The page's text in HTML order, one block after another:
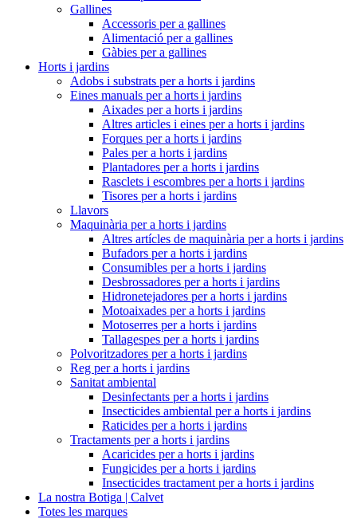
Gallines
Accessoris per a gallines
Alimentació per a gallines
Gàbies per a gallines
Horts i jardins
Adobs i substrats per a horts i jardins
Eines manuals per a horts i jardins
Aixades per a horts i jardins
Altres articles i eines per a horts i jardins
Forques per a horts i jardins
Pales per a horts i jardins
Plantadores per a horts i jardins
Rasclets i escombres per a horts i jardins
Tisores per a horts i jardins
Llavors
Maquinària per a horts i jardins
Altres artícles de maquinària per a horts i jardins
Bufadors per a horts i jardins
Consumibles per a horts i jardins
Desbrossadores per a horts i jardins
Hidronetejadores per a horts i jardins
Motoaixades per a horts i jardins
Motoserres per a horts i jardins
Tallagespes per a horts i jardins
Polvoritzadores per a horts i jardins
Reg per a horts i jardins
Sanitat ambiental
Desinfectants per a horts i jardins
Insecticides ambiental per a horts i jardins
Raticides per a horts i jardins
Tractaments per a horts i jardins
Acaricides per a horts i jardins
Fungicides per a horts i jardins
Insecticides tractament per a horts i jardins
La nostra Botiga | Calvet
Totes les marques